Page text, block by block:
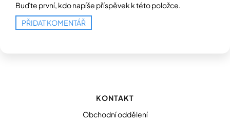
Buďte první, kdo napíše příspěvek k této položce.
PŘIDAT KOMENTÁŘ
KONTAKT
Obchodní oddělení